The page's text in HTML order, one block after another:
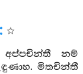
අප්පචින්තී නම්
මිතචින්තී